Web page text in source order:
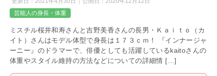
芸能人の身長・体重
ミスチル桜井和寿さんと吉野美香さんの長男・Ｋａｉｔｏ（カ
イト）さんはモデル体型で身長は１７３ｃｍ！ 『インナージャ
ーニー』のドラマーで、俳優としても活躍しているkaitoさんの
体重やスタイル維持の方法などについての詳細情 […]